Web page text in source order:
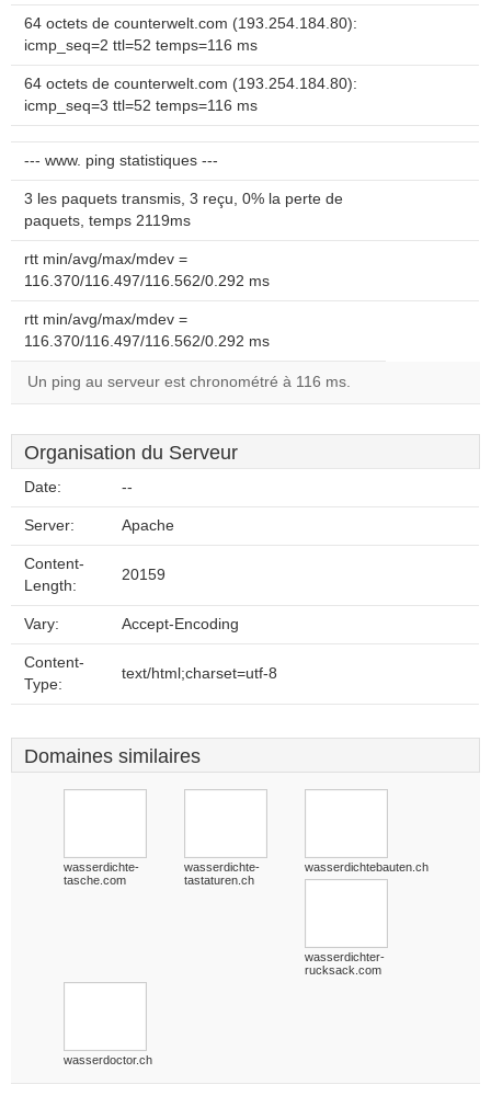
64 octets de counterwelt.com (193.254.184.80):
icmp_seq=2 ttl=52 temps=116 ms
64 octets de counterwelt.com (193.254.184.80):
icmp_seq=3 ttl=52 temps=116 ms
--- www. ping statistiques ---
3 les paquets transmis, 3 reçu, 0% la perte de
paquets, temps 2119ms
rtt min/avg/max/mdev =
116.370/116.497/116.562/0.292 ms
rtt min/avg/max/mdev =
116.370/116.497/116.562/0.292 ms
Un ping au serveur est chronométré à 116 ms.
Organisation du Serveur
Date: --
Server: Apache
Content-
Length:
20159
Vary: Accept-Encoding
Content-
Type:
text/html;charset=utf-8
Domaines similaires
wasserdichte-
tasche.com
wasserdichte-
tastaturen.ch
wasserdichtebauten.ch
wasserdichter-
rucksack.com
wasserdoctor.ch